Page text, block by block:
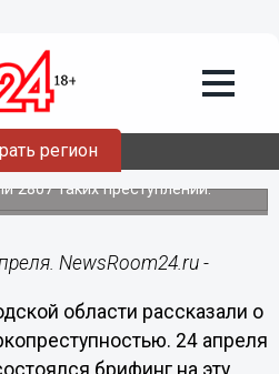
регион
области в
2807 таких преступлений.
NewsRoom24.ru -
области рассказали о
24 апреля
брифинг на эту